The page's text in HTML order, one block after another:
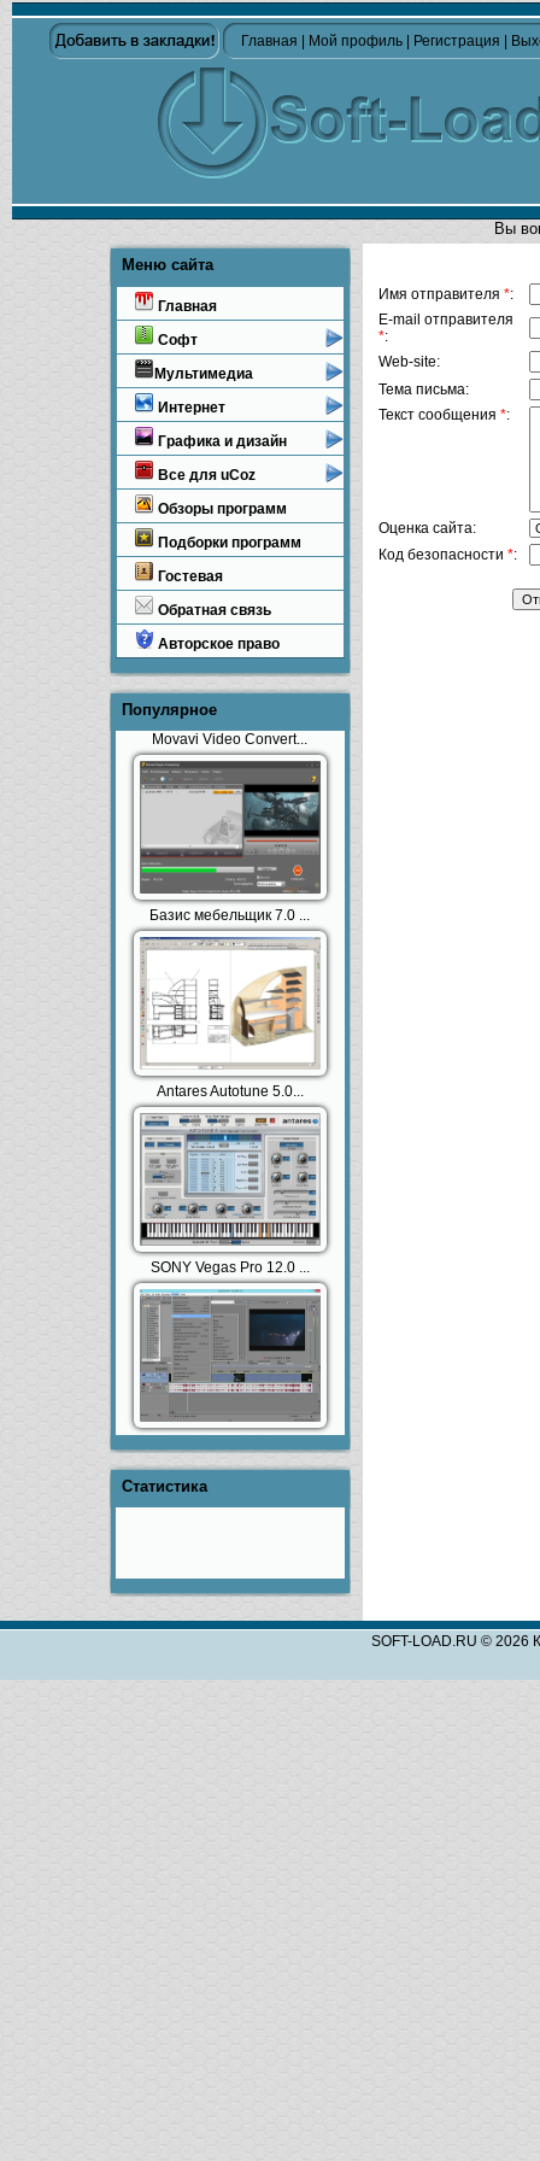
Главная Мой профиль Регистрация
Вы
Меню сайта
Главная
Софт
Мультимедиа
Интернет
Графика и дизайн
Все для uCoz
Обзоры программ
Подборки программ
Гостевая
Обратная связь
Авторское право
Популярное
Movavi Video Convert...
Базис мебельщик 7.0 ...
Antares Autotune 5.0...
SONY Vegas Pro 12.0 ...
Статистика
Имя отправителя *:
E-mail отправителя
*:
Web-site:
Тема письма:
Текст сообщения *:
Оценка сайта:
Код безопасности *:
SOFT-LOAD.RU ©